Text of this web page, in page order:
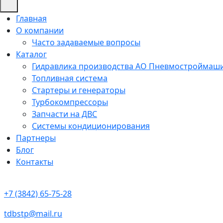
Главная
О компании
Часто задаваемые вопросы
Каталог
Гидравлика производства АО
Топливная система
Стартеры и генераторы
Турбокомпрессоры
Запчасти на ДВС
Системы кондиционирования
Партнеры
Блог
Контакты
+7 (3842) 65-75-28
tdbstp@mail.ru